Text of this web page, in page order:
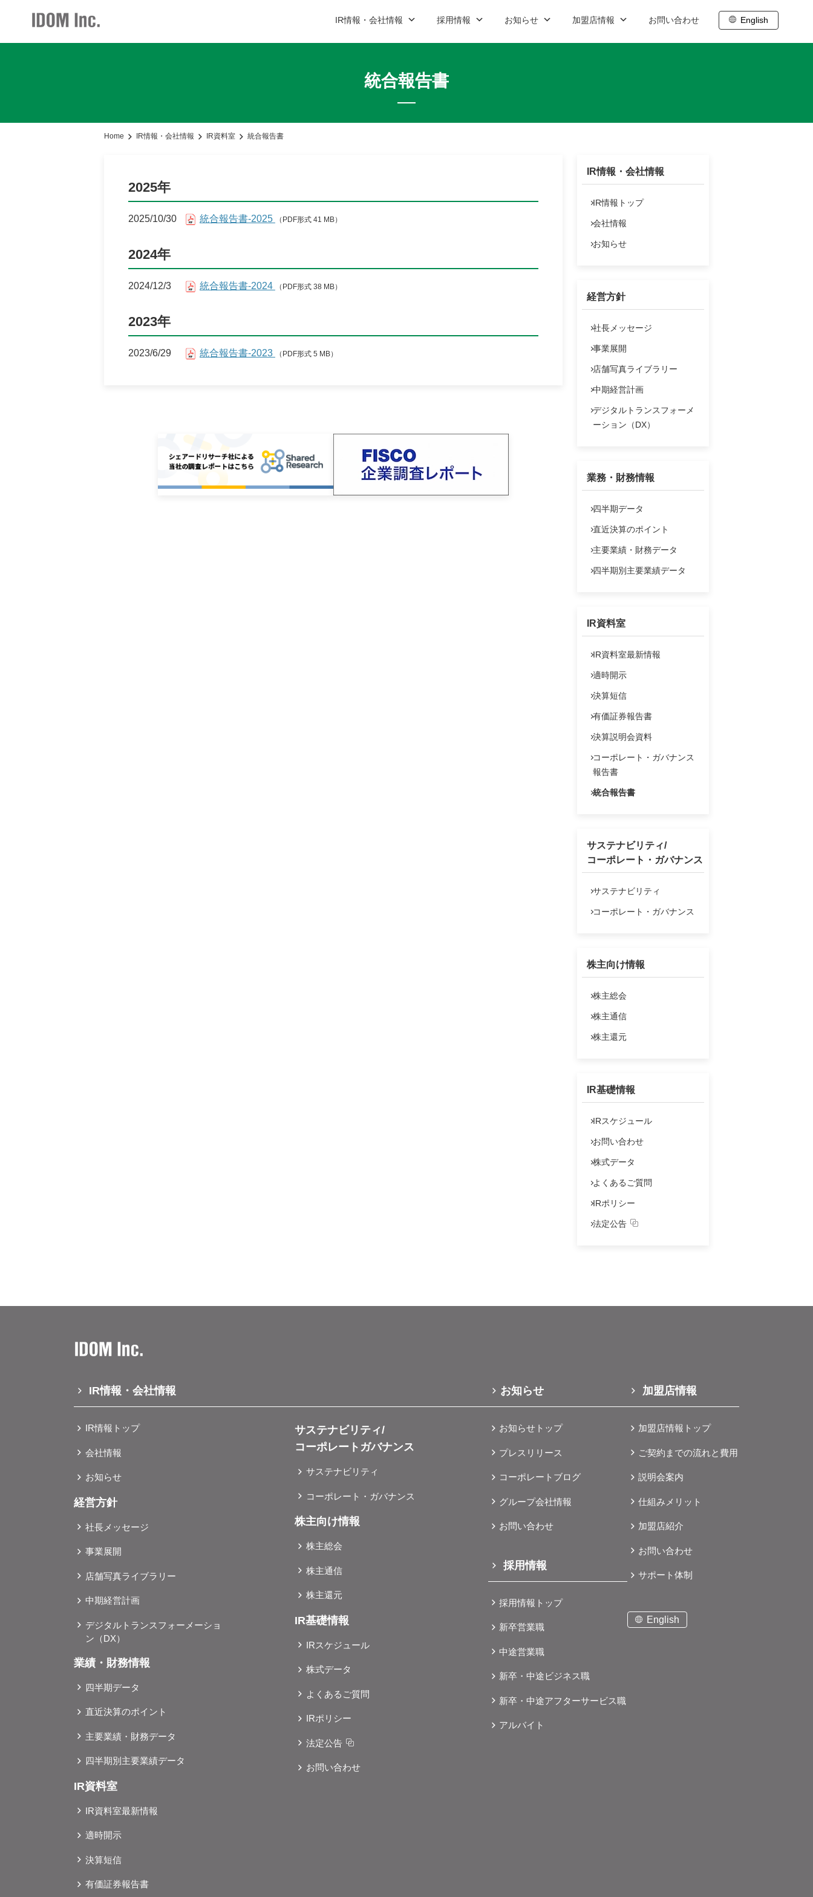
IR情報・会社情報
社長メッセージ
事業展開
店舗写真ライブラリー
業績・財務情報
四半期データ
有価証券報告書
サステナビリティ
株主還元
IR基礎情報
IRスケジュール
株式データ
IRポリシー
法定公告
お問い合わせ
採用情報 お知らせ
プレスリリース
加盟店情報
ご契約までの流れと費用
お問い合わせ English
統合報告書
Home IR情報・会社情報 IR資料室 統合報告書
2025年
2025/10/30 統合報告書-2025 （PDF形式 41 MB）
2024年
2024/12/3 統合報告書-2024 （PDF形式 38 MB）
2023年
2023/6/29 統合報告書-2023 （PDF形式 5 MB）
IR情報・会社情報
IR情報トップ
会社情報
お知らせ
経営方針
社長メッセージ
事業展開
店舗写真ライブラリー
中期経営計画
デジタルトランスフォーメ
ーション（DX）
業務・財務情報
四半期データ
直近決算のポイント
主要業績・財務データ
四半期別主要業績データ
IR資料室
IR資料室最新情報
適時開示
決算短信
有価証券報告書
決算説明会資料
コーポレート・ガバナンス
報告書
統合報告書
サステナビリティ/
コーポレート・ガバナンス
サステナビリティ
コーポレート・ガバナンス
株主向け情報
株主総会
株主通信
株主還元
IR基礎情報
IRスケジュール
お問い合わせ
株式データ
よくあるご質問
IRポリシー
法定公告
IR情報・会社情報
IR情報トップ
会社情報
お知らせ
経営方針
社長メッセージ
事業展開
店舗写真ライブラリー
中期経営計画
デジタルトランスフォーメーショ
ン（DX）
業績・財務情報
四半期データ
直近決算のポイント
主要業績・財務データ
四半期別主要業績データ
IR資料室
IR資料室最新情報
適時開示
決算短信
有価証券報告書
サステナビリティ/
コーポレートガバナンス
サステナビリティ
コーポレート・ガバナンス
株主向け情報
株主総会
株主通信
株主還元
IR基礎情報
IRスケジュール
株式データ
よくあるご質問
IRポリシー
法定公告
お問い合わせ
お知らせ
お知らせトップ
プレスリリース
コーポレートブログ
グループ会社情報
お問い合わせ
採用情報
採用情報トップ
新卒営業職
中途営業職
新卒・中途ビジネス職
新卒・中途アフターサービス職
アルバイト
加盟店情報
加盟店情報トップ
ご契約までの流れと費用
説明会案内
仕組みメリット
加盟店紹介
お問い合わせ
サポート体制
English